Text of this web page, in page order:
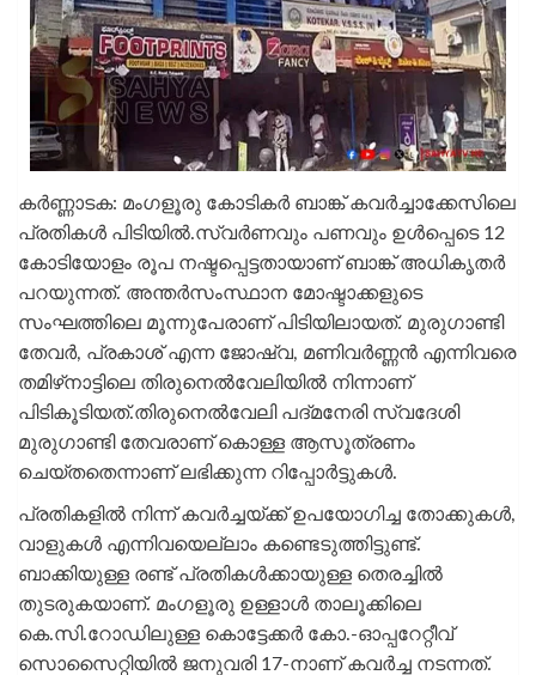
കർണ്ണാടക: മംഗളൂരു കോടികര്‍ ബാങ്ക് കവര്‍ച്ചാക്കേസിലെ
പ്രതികള്‍ പിടിയില്‍.സ്വർണവും പണവും ഉൾപ്പെടെ 12
കോടിയോളം രൂപ നഷ്ടപ്പെട്ടതായാണ് ബാങ്ക് അധികൃതർ
പറയുന്നത്. അന്തര്‍സംസ്ഥാന മോഷ്ടാക്കളുടെ
സംഘത്തിലെ മൂന്നുപേരാണ് പിടിയിലായത്. മുരുഗാണ്ടി
തേവര്‍, പ്രകാശ് എന്ന ജോഷ്വ, മണിവര്‍ണ്ണന്‍ എന്നിവരെ
തമിഴ്‌നാട്ടിലെ തിരുനെല്‍വേലിയില്‍ നിന്നാണ്
പിടികൂടിയത്.തിരുനെല്‍വേലി പദ്മനേരി സ്വദേശി
മുരുഗാണ്ടി തേവരാണ് കൊള്ള ആസൂത്രണം
ചെയ്തതെന്നാണ് ലഭിക്കുന്ന റിപ്പോർട്ടുകൾ.
പ്രതികളില്‍ നിന്ന് കവര്‍ച്ചയ്ക്ക് ഉപയോഗിച്ച തോക്കുകള്‍,
വാളുകള്‍ എന്നിവയെല്ലാം കണ്ടെടുത്തിട്ടുണ്ട്.
ബാക്കിയുള്ള രണ്ട് പ്രതികള്‍ക്കായുള്ള തെരച്ചില്‍
തുടരുകയാണ്. മം​ഗളൂരു ഉള്ളാൾ താലൂക്കിലെ
കെ.സി.റോഡിലുള്ള കൊട്ടേക്കർ കോ.-ഓപ്പറേറ്റീവ്
സൊസൈറ്റിയിൽ ജനുവരി 17-നാണ് കവർച്ച നടന്നത്.